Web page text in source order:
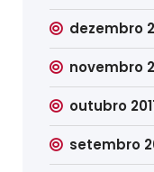
dezembro
novembro
outubro
setembro